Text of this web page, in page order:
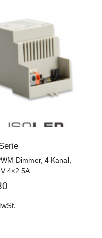
Dimmer, 4 Kanal,
4×2.5A